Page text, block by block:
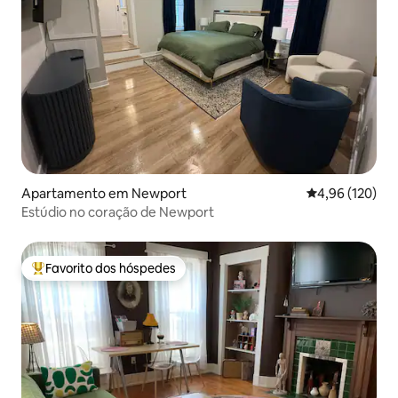
Apartamento em Newport Classificação
4,96 (120)
Estúdio no coração de Newport
Favoritos dos hóspedes mais apreciados
Favorito dos hóspedes